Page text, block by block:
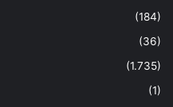
(184)
(36)
(1.735)
(1)